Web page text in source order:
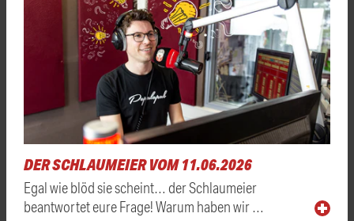
DER SCHLAUMEIER VOM 11.06.2026
Egal wie blöd sie scheint… der Schlaumeier
beantwortet eure Frage! Warum haben wir …